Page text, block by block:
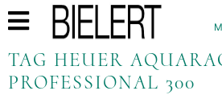
TAG HEUER
PROFESSIONAL 300